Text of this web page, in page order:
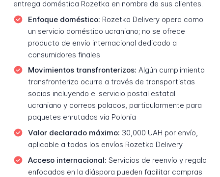
entrega doméstica Rozetka en nombre de sus clientes.
Enfoque doméstico: Rozetka Delivery opera como
un servicio doméstico ucraniano; no se ofrece
producto de envío internacional dedicado a
consumidores finales
Movimientos transfronterizos: Algún cumplimiento
transfronterizo ocurre a través de transportistas
socios incluyendo el servicio postal estatal
ucraniano y correos polacos, particularmente para
paquetes enrutados vía Polonia
Valor declarado máximo: 30,000 UAH por envío,
aplicable a todos los envíos Rozetka Delivery
Acceso internacional: Servicios de reenvío y regalo
enfocados en la diáspora pueden facilitar compras